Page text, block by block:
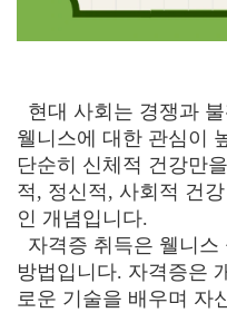
현대 사회는 경쟁과
웰니스에 대한 관심이
단순히 신체적 건강만
적, 정신적, 사회적 건
인 개념입니다.
자격증 취득은 웰니스
방법입니다. 자격증은
로운 기술을 배우며 자